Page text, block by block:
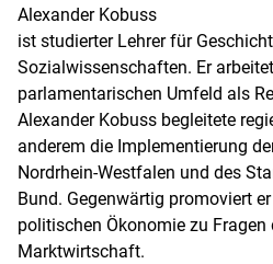
Alexander Kobuss
ist studierter Lehrer für
Sozialwissenschaften. Er
parlamentarischen Umfeld als
Alexander Kobuss begleitete
anderem die Implementierung
Nordrhein-Westfalen und des
Bund. Gegenwärtig promoviert
politischen Ökonomie zu Fragen
Marktwirtschaft.